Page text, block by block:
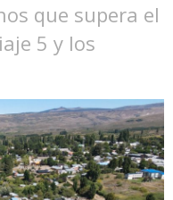
que supera el
5 y los